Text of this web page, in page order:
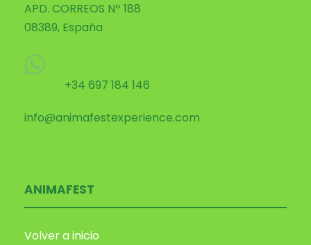
APD. CORREOS Nº 188
08389, España
+34 697 184 146
info@animafestexperience.com
ANIMAFEST
Volver a inicio